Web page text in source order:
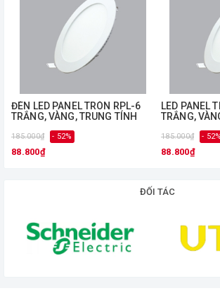
Sự hài lòng của quý khách hàng là niềm
ĐÈN LED PANEL TRÒN RPL-6
TRẮNG, VÀNG, TRUNG TÍNH
185.000₫ - 52%
88.800₫
LED PANEL
TRẮNG,
185.000₫ - 52%
88.800₫
ĐỐI TÁC